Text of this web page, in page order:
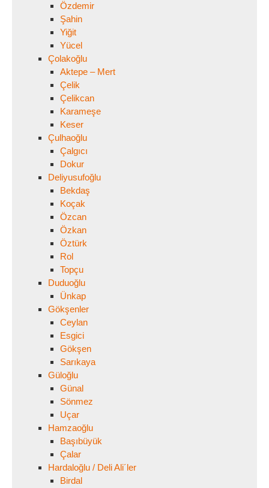
Özdemir
Şahin
Yiğit
Yücel
Çolakoğlu
Aktepe – Mert
Çelik
Çelikcan
Karameşe
Keser
Çulhaoğlu
Çalgıcı
Dokur
Deliyusufoğlu
Bekdaş
Koçak
Özcan
Özkan
Öztürk
Rol
Topçu
Duduoğlu
Ünkap
Gökşenler
Ceylan
Esgici
Gökşen
Sarıkaya
Güloğlu
Günal
Sönmez
Uçar
Hamzaoğlu
Başıbüyük
Çalar
Hardaloğlu / Deli Ali´ler
Birdal